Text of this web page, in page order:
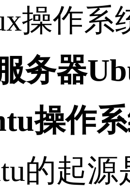
操作系
务器
操作
的起